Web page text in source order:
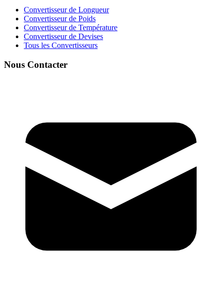
Convertisseur de Longueur
Convertisseur de Poids
Convertisseur de Température
Convertisseur de Devises
Tous les Convertisseurs
Nous Contacter